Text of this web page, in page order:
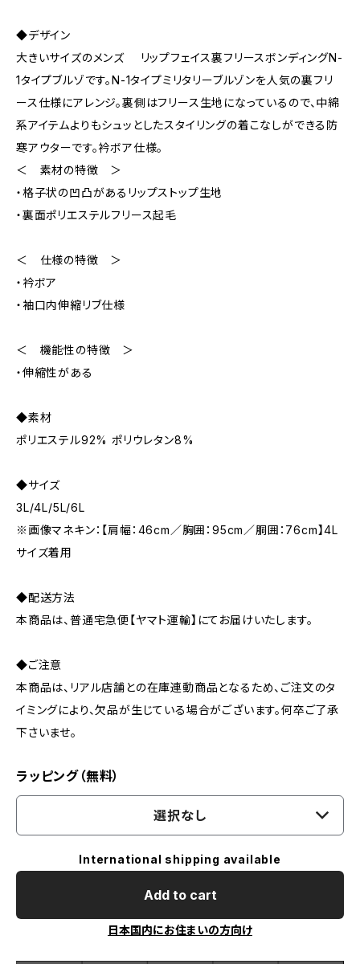
◆デザイン
大きいサイズのメンズ リップフェイス裏フリースボンディングN-
1タイプブルゾです。N-1タイプミリタリーブルゾンを人気の裏フリ
ース仕様にアレンジ。裏側はフリース生地になっているので、中綿
系アイテムよりもシュッとしたスタイリングの着こなしができる防
寒アウターです。衿ボア仕様。
＜ 素材の特徴 ＞
・格子状の凹凸があるリップストップ生地
・裏面ポリエステルフリース起毛
＜ 仕様の特徴 ＞
・衿ボア
・袖口内伸縮リブ仕様
＜ 機能性の特徴 ＞
・伸縮性がある
◆素材
ポリエステル92% ポリウレタン8%
◆サイズ
3L/4L/5L/6L
※画像マネキン：【肩幅：46cm／胸囲：95cm／胴囲：76cm】4L
サイズ着用
◆配送方法
本商品は、普通宅急便【ヤマト運輸】にてお届けいたします。
◆ご注意
本商品は、リアル店舗との在庫連動商品となるため、ご注文のタ
イミングにより、欠品が生じている場合がございます。何卒ご了承
下さいませ。
ラッピング（無料）
選択なし
International shipping available
Add to cart
日本国内にお住まいの方向け